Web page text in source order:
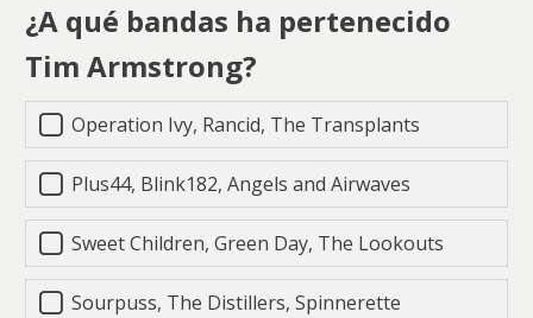
¿A qué bandas ha pertenecido
Tim Armstrong?
Operation Ivy, Rancid, The Transplants
Plus44, Blink182, Angels and Airwaves
Sweet Children, Green Day, The Lookouts
Sourpuss, The Distillers, Spinnerette